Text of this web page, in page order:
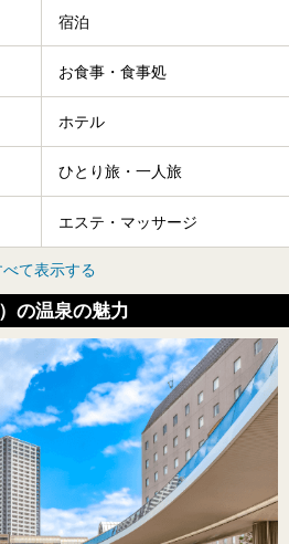
宿泊
お食事・食事処
ホテル
ひとり旅・一人旅
エステ・マッサージ
べて表示する
の温泉の魅力